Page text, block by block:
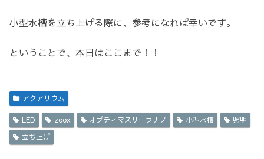
小型水槽を立ち上げる際に、参考になれば幸いです。
ということで、本日はここまで！！
アクアリウム
LED zoox オプティマスリーフナノ 小型水槽
照明
立ち上げ